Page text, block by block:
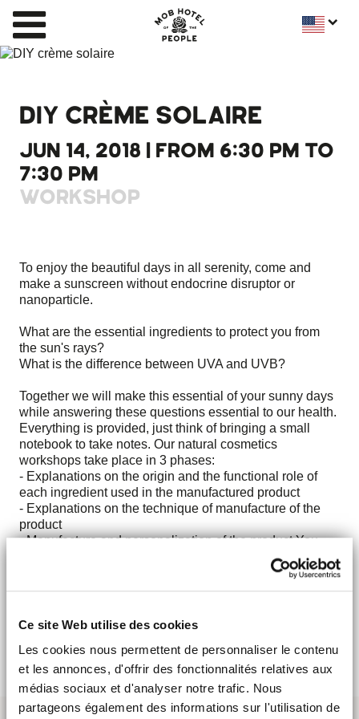
Ce site Web utilise des cookies
Les cookies nous permettent de personnaliser le contenu
et les annonces, d'offrir des fonctionnalités relatives aux
médias sociaux et d'analyser notre trafic. Nous
partageons également des informations sur l'utilisation de
DIY CRÈME SOLAIRE
JUN 14, 2018 | FROM 6:30 PM TO
7:30 PM
WORKSHOP
To enjoy the beautiful days in all serenity, come and
make a sunscreen without endocrine disruptor or
nanoparticle.
What are the essential ingredients to protect you from
the sun's rays?
What is the difference between UVA and UVB?
Together we will make this essential of your sunny days
while answering these questions essential to our health.
Everything is provided, just think of bringing a small
notebook to take notes. Our natural cosmetics
workshops take place in 3 phases:
- Explanations on the origin and the functional role of
each ingredient used in the manufactured product
- Explanations on the technique of manufacture of the
product
- Manufacture and personalization of the product You
leave the workshop with the product that you yourself
have made and all the know-how to be able to remake it
at home.
You will have all the keys in hand to become a real